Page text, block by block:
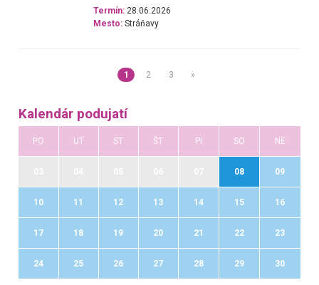
Termín: 28.06.2026
Mesto: Stráňavy
1 2 3 »
Kalendár podujatí
PO UT ST ŠT PI SO NE
08 09
10 11 12 13 14 15 16
17 18 19 20 21 22 23
24 25 26 27 28 29 30